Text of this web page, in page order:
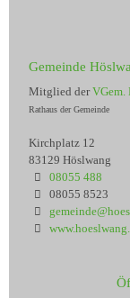
Gemeinde
Mitglied derVGem.
Rathaus der Gemeinde
Kirchplatz 12
83129 Höslwang
08055 488
08055 8523